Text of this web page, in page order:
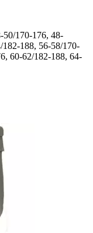
50/170-176, 48-
188, 56-58/170-
60-62/182-188, 64-